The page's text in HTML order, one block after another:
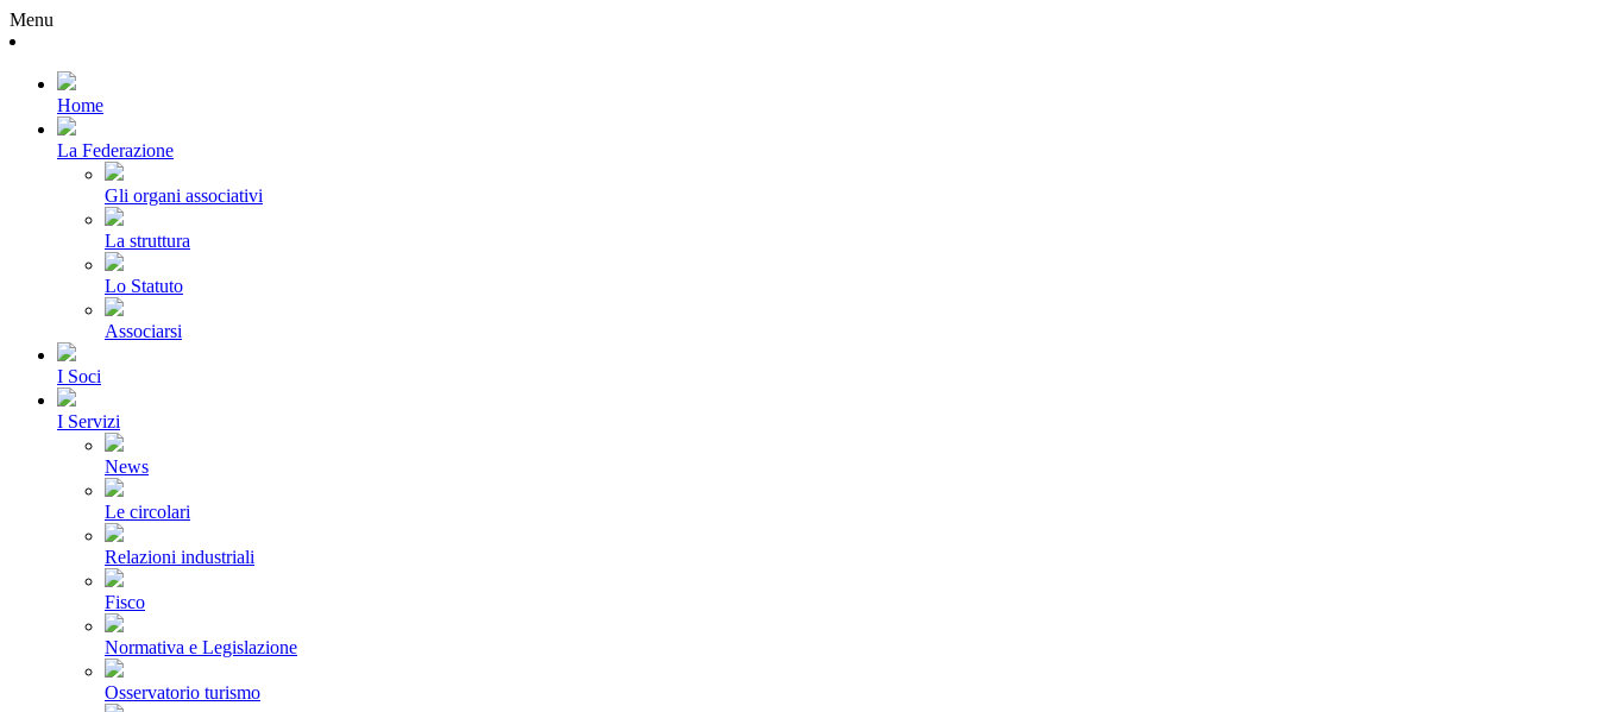
Menu
Home
La Federazione
Gli organi associativi
La struttura
Lo Statuto
Associarsi
I Soci
I Servizi
News
Le circolari
Relazioni industriali
Fisco
Normativa e Legislazione
Osservatorio turismo